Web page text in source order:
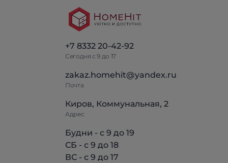
+7 8332 20-42-92
Сегодня с 9 до 17
zakaz.homehit@yandex.ru
Почта
Киров, Коммунальная, 2
Адрес
Будни - с 9 до 19
СБ - с 9 до 18
ВС - с 9 до 17